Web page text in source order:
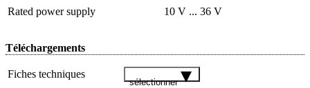
Rated power supply 10 V ... 36 V
Téléchargements
Fiches techniques
sélectionner